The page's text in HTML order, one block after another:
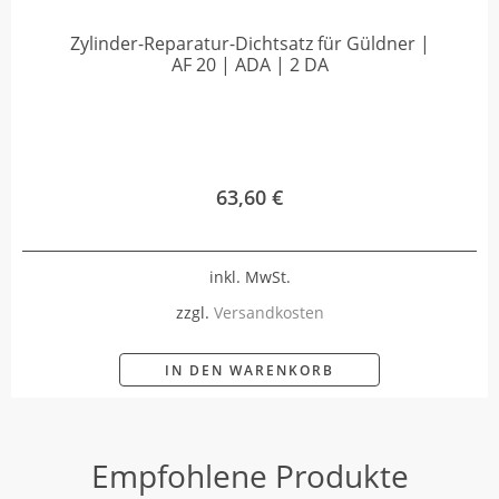
Zylinder-Reparatur-Dichtsatz für Güldner |
AF 20 | ADA | 2 DA
63,60 €
inkl. MwSt.
zzgl. Versandkosten
IN DEN WARENKORB
Empfohlene Produkte